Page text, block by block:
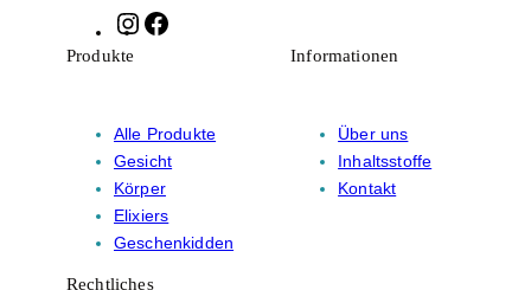
Instagram
Produkte
Alle Produkte
Gesicht
Körper
Elixiers
Geschenkidden
Informationen
Über uns
Inhaltsstoffe
Kontakt
Rechtliches